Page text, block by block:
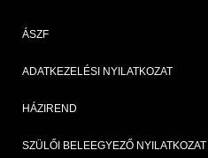
ÁSZF
ADATKEZELÉSI NYILATKOZAT
HÁZIREND
SZÜLŐI BELEEGYEZŐ NYILATKOZAT